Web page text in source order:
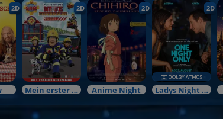
2D 2D
Mein erster Kinobesuch
2D
Anime Night
2D
Ladys Night Preview